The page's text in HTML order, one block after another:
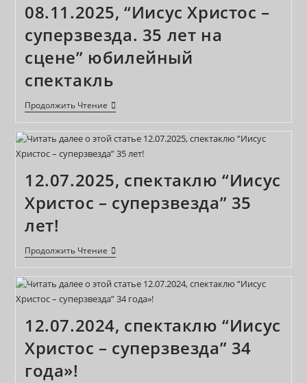
08.11.2025, “Иисус Христос –
суперзвезда. 35 лет на
сцене” юбилейный
спектакль
Продолжить Чтение08.11.2025,
“Иисус
Христос
–
Суперзвезда.
35
На
Сцене”
Юбилейный
Спектакль
12.07.2025, спектаклю “Иисус
Христос – суперзвезда” 35
лет!
Продолжить Чтение12.07.2025,
Спектаклю
“Иисус
Христос
–
Суперзвезда”
Лет!
12.07.2024, спектаклю “Иисус
Христос – суперзвезда” 34
года»!